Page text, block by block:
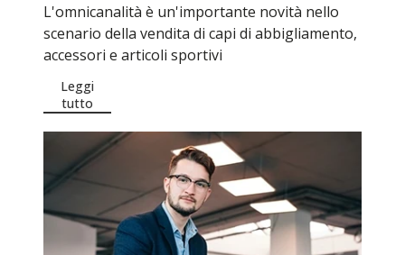
L'omnicanalità è un'importante novità nello
scenario della vendita di capi di abbigliamento,
accessori e articoli sportivi
Leggi
tutto